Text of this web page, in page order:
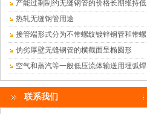
产能过剩制约无缝钢管的价格长期维持低
位
热轧无缝钢管用途
接管端形式分为不带螺纹镀锌钢管和带螺
纹镀锌钢管
伪劣厚壁无缝钢管的横截面呈椭圆形
空气和蒸汽等一般低压流体输送用埋弧焊
钢管
联系我们